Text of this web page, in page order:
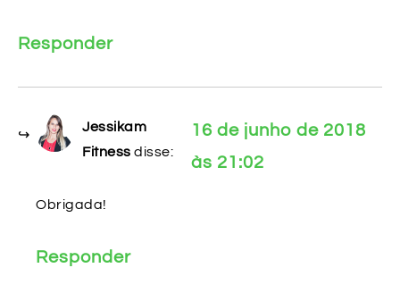
Responder
Jessikam
Fitness disse:
16 de junho de 2018
às 21:02
Obrigada!
Responder